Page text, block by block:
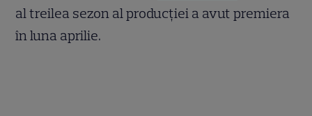
al treilea sezon al producției a avut premiera
în luna aprilie.